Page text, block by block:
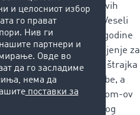
vrednosti (48:52). Čitavih
tovarnog prostora. Veseli
knjige naloga, ali ove godine
moguće objašnjenje za
desila dva velika štrajka
izbačeni iz upotrebe, a
Nemačke, TimoCom-ov
od 85:15. Od ovog